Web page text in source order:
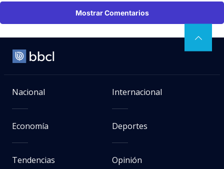
Mostrar Comentarios
Nacional Internacional
Economía Deportes
Tendencias Opinión